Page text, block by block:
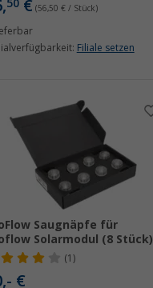
50 € (56,50 € / Stück)
Filiale setzen
Saugnäpfe für
Solarmodul (8 Stück)
(1)
€